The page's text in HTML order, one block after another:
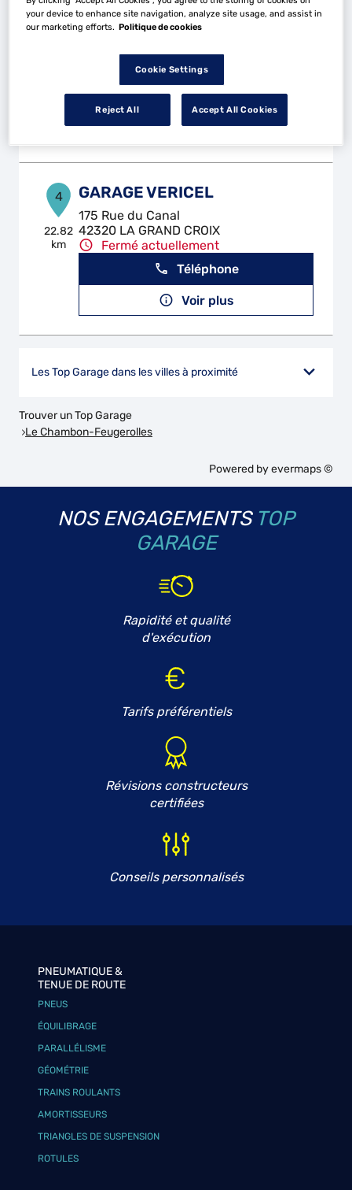
3 AUTO SERVICE FOREZ
42380 LA TOURETTE
Fermé actuellement
Téléphone
Voir plus
4
22.82
km
GARAGE VERICEL
175 Rue du Canal
42320 LA GRAND CROIX
Fermé actuellement
Téléphone
Voir plus
Les Top Garage dans les villes à proximité
Trouver un Top Garage
Le Chambon-Feugerolles
Powered byevermaps ©
NOS ENGAGEMENTS TOP
GARAGE
Rapidité et qualité
d'exécution
Tarifs préférentiels
Révisions constructeurs
certifiées
Conseils personnalisés
PNEUMATIQUE &
TENUE DE ROUTE
PNEUS
ÉQUILIBRAGE
PARALLÉLISME
GÉOMÉTRIE
TRAINS ROULANTS
AMORTISSEURS
TRIANGLES DE SUSPENSION
ROTULES
your device to enhance site navigation, analyze site usage, and assist in
our marketing efforts. Politique de cookies
Cookie Settings
Reject All Accept All Cookies